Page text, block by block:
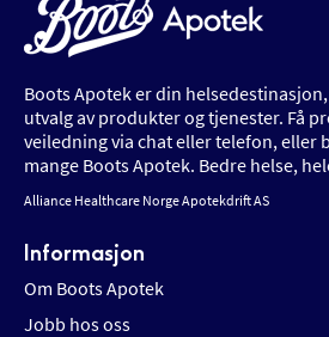
Boots Apotek er din
utvalg av produkter og tjenester. Få
veiledning via chat eller telefon, eller
mange Boots Apotek. Bedre helse,
Alliance Healthcare Norge Apotekdrift AS
Informasjon
Om Boots Apotek
Jobb hos oss